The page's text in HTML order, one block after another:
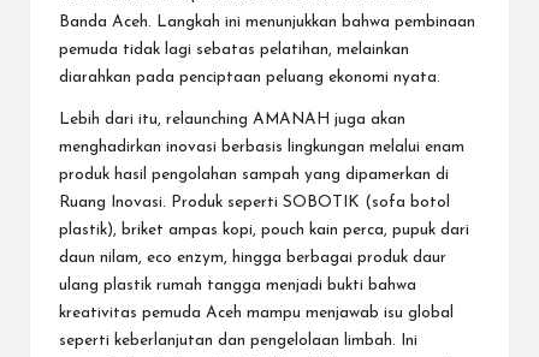
Banda Aceh. Langkah ini menunjukkan bahwa pembinaan
pemuda tidak lagi sebatas pelatihan, melainkan
diarahkan pada penciptaan peluang ekonomi nyata.
Lebih dari itu, relaunching AMANAH juga akan
menghadirkan inovasi berbasis lingkungan melalui enam
produk hasil pengolahan sampah yang dipamerkan di
Ruang Inovasi. Produk seperti SOBOTIK (sofa botol
plastik), briket ampas kopi, pouch kain perca, pupuk dari
daun nilam, eco enzym, hingga berbagai produk daur
ulang plastik rumah tangga menjadi bukti bahwa
kreativitas pemuda Aceh mampu menjawab isu global
seperti keberlanjutan dan pengelolaan limbah. Ini